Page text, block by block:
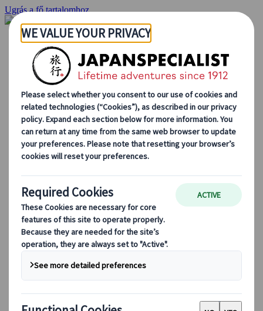
Ugrás a fő tartalomhoz
Kezdőlap
Ajánlatok
Egyéni utak
Csoportos körutazások
Egyéni autós ajánlatok
Kirándulások
Személyre szabott csoportos utazások
Japan Rail Pass
Így dolgozunk mi
Rólunk
Csapatunk
Csatlakozz csapatunkhoz
Utazási tippek évszakok szerint
Kihagyhatatlan látnivalók
Kulturális élmények
Gasztrokalandok
Japán felfedezése vonattal
Gyakori kérdések
Alapvető információk
Etikett Japánban
Vezetés Japánban
Foglalás rajtunk keresztül
Japan Rail Pass
Szállás
Online konzultáció